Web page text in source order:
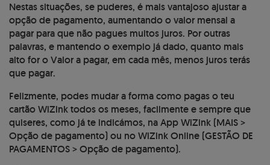
Nestas situações, se puderes, é mais vantajoso ajustar a
opção de pagamento, aumentando o valor mensal a
pagar para que não pagues muitos juros. Por outras
palavras, e mantendo o exemplo já dado, quanto mais
alto for o Valor a pagar, em cada mês, menos juros terás
que pagar.
Felizmente, podes mudar a forma como pagas o teu
cartão WiZink todos os meses, facilmente e sempre que
quiseres, como já te indicámos, na App WiZink (MAIS >
Opção de pagamento) ou no WiZink Online (GESTÃO DE
PAGAMENTOS > Opção de pagamento).